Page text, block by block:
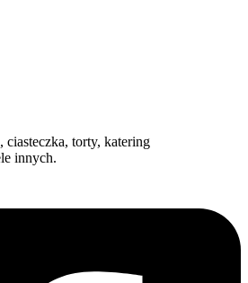
ciasteczka, torty, katering
innych.